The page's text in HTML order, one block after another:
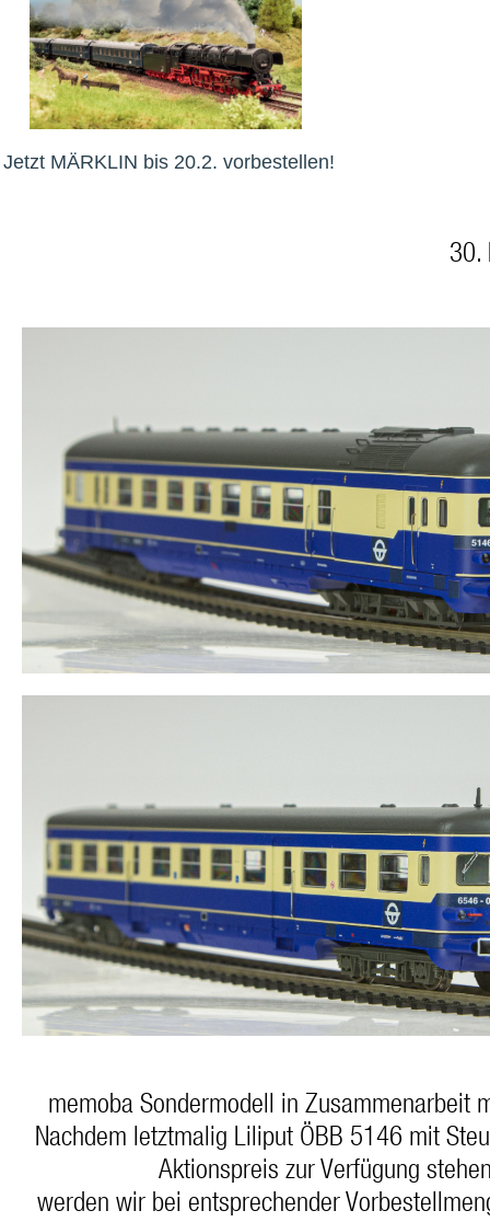
Jetzt MÄRKLIN bis 20.2. vorbestellen!
30.
memoba Sondermodell in Zusammenarbeit
Nachdem letztmalig Liliput ÖBB 5146 mit
Aktionspreis zur Verfügung
werden wir bei entsprechender